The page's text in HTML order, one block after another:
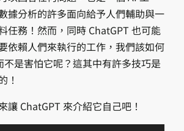
據分析的許多面向給予人們輔助與一
任務！然而，同時 ChatGPT 也可能
依賴人們來執行的工作，我們該如何
不是害怕它呢？這其中有許多技巧是
！
讓 ChatGPT 來介紹它自己吧！